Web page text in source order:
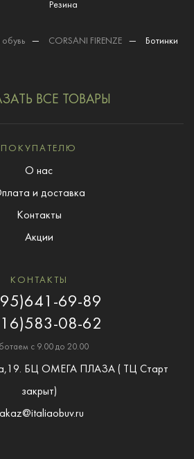
Резина
обувь — CORSANI FIRENZE —
Ботинки
ВСЕ ТОВАРЫ
ПОКУПАТЕЛЮ
О нас
и доставка
Контакты
Акции
КОНТАКТЫ
69-89
08-62
с 9.00 до 20.00
БЦ ОМЕГА ПЛАЗА ( ТЦ Старт
закрыт)